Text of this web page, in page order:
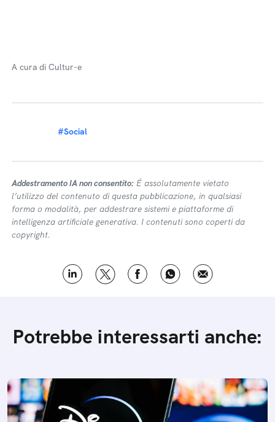
A cura di Cultur-e
#Social
Addestramento IA non consentito: É assolutamente vietato
l’utilizzo del contenuto di questa pubblicazione, in qualsiasi
forma o modalità, per addestrare sistemi e piattaforme di
intelligenza artificiale generativa. I contenuti sono coperti da
copyright.
Potrebbe interessarti anche: